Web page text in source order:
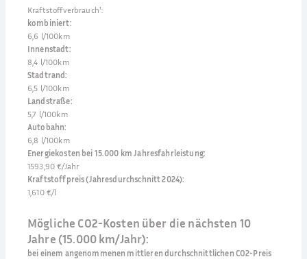
Kraftstoffverbrauch¹:
kombiniert:
6,6 l/100km
Innenstadt:
8,4 l/100km
Stadtrand:
6,5 l/100km
Landstraße:
5,7 l/100km
Autobahn:
6,8 l/100km
Energiekosten bei 15.000 km Jahresfahrleistung:
1593,90 €/Jahr
Kraftstoffpreis (Jahresdurchschnitt 2024):
1,610 €/l
Mögliche CO2-Kosten über die nächsten 10
Jahre (15.000 km/Jahr):
bei einem angenommenen mittleren durchschnittlichen CO2-Preis